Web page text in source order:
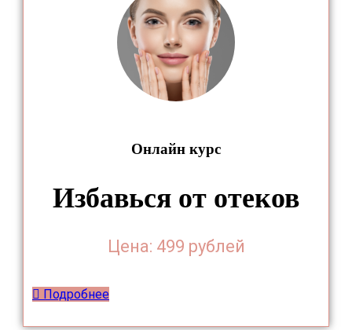
Онлайн курс
Избавься от отеков
Цена: 499 рублей
Подробнее